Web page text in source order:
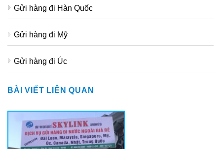
Gửi hàng đi Hàn Quốc
Gửi hàng đi Mỹ
Gửi hàng đi Úc
BÀI VIẾT LIÊN QUAN